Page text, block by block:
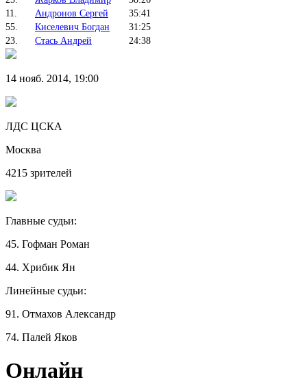
11.
Андронов Сергей
35:41
55.
Киселевич Богдан
31:25
23.
Стась Андрей 24:38
14 нояб. 2014, 19:00
ЛДС ЦСКА
Москва
4215 зрителей
Главные судьи:
45. Гофман Роман
44. Хрибик Ян
Линейные судьи:
91. Отмахов Александр
74. Палей Яков
Онлайн